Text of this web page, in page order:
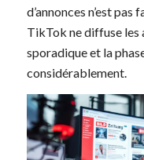
d’annonces n’est
TikTok ne diffuse les
sporadique et la
considérablement.